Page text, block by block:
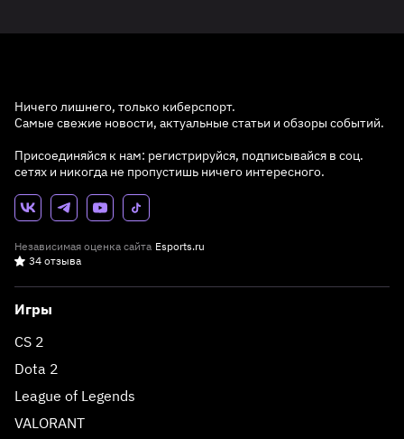
Ничего лишнего, только киберспорт.
Самые свежие новости, актуальные статьи и обзоры событий.
Присоединяйся к нам: регистрируйся, подписывайся в соц.
сетях и никогда не пропустишь ничего интересного.
Независимая оценка сайта Esports.ru
34 отзыва
Игры
CS 2
Dota 2
League of Legends
VALORANT